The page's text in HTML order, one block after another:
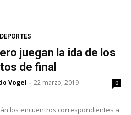
DEPORTES
juegan la ida de los
de final
Vogel - 22 marzo, 2019 0
los encuentros correspondientes a